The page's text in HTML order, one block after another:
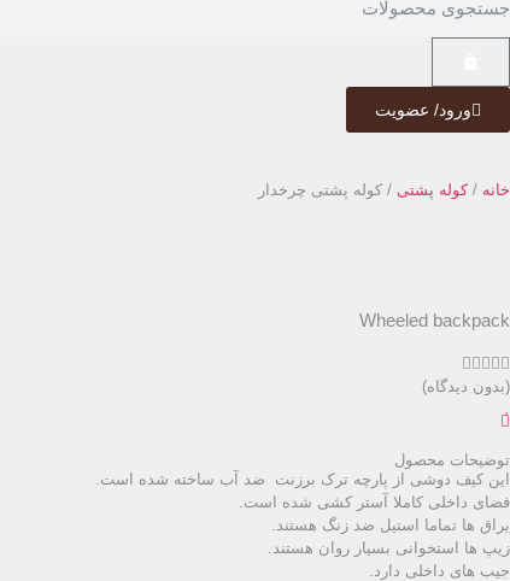
ورود/ عضویت
خانه /کوله پشتی / کوله پشتی چرخدار
Wheeled backpack
    
(بدون دیدگاه)
توضیحات محصول
این کیف دوشی از پارچه ترک برزنت ضد آب ساخته شده است.
فضای داخلی کاملا آستر کشی شده است.
یراق ها تماما استیل ضد زنگ هستند.
زیپ ها استخوانی بسیار روان هستند.
جیب های داخلی دارد.